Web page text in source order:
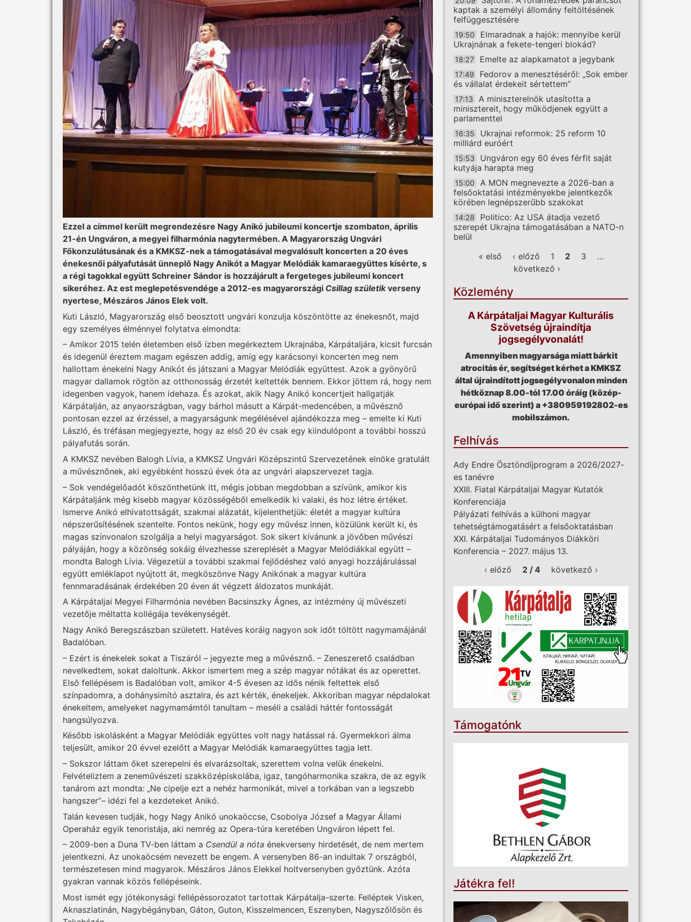
Ezzel a címmel került megrendezésre Nagy Anikó jubileumi koncertje szombaton, április
21-én Ungváron, a megyei filharmónia nagytermében. A Magyarország Ungvári
Főkonzulátusának és a KMKSZ-nek a támogatásával megvalósult koncerten a 20 éves
énekesnői pályafutását ünneplő Nagy Anikót a Magyar Melódiák kamaraegyüttes kísérte, s
a régi tagokkal együtt Schreiner Sándor is hozzájárult a fergeteges jubileumi koncert
sikeréhez. Az est meglepetésvendége a 2012-es magyarországi Csillag születikverseny
nyertese, Mészáros János Elek volt.
Kuti László, Magyarország első beosztott ungvári konzulja köszöntötte az énekesnőt, majd
egy személyes élménnyel folytatva elmondta:
– Amikor 2015 telén életemben első ízben megérkeztem Ukrajnába, Kárpátaljára, kicsit furcsán
és idegenül éreztem magam egészen addig, amíg egy karácsonyi koncerten meg nem
hallottam énekelni Nagy Anikót és játszani a Magyar Melódiák együttest. Azok a gyönyörű
magyar dallamok rögtön az otthonosság érzetét keltették bennem. Ekkor jöttem rá, hogy nem
idegenben vagyok, hanem idehaza. És azokat, akik Nagy Anikó koncertjeit hallgatják
Kárpátalján, az anyaországban, vagy bárhol másutt a Kárpát-medencében, a művésznő
pontosan ezzel az érzéssel, a magyarságunk megélésével ajándékozza meg – emelte ki Kuti
László, és tréfásan megjegyezte, hogy az első 20 év csak egy kiindulópont a további hosszú
pályafutás során.
A KMKSZ nevében Balogh Lívia, a KMKSZ Ungvári Középszintű Szervezetének elnöke gratulált
a művésznőnek, aki egyébként hosszú évek óta az ungvári alapszervezet tagja.
– Sok vendégelőadót köszönthetünk itt, mégis jobban megdobban a szívünk, amikor kis
Kárpátaljánk még kisebb magyar közösségéből emelkedik ki valaki, és hoz létre értéket.
Ismerve Anikó elhivatottságát, szakmai alázatát, kijelenthetjük: életét a magyar kultúra
népszerűsítésének szentelte. Fontos nekünk, hogy egy művész innen, közülünk került ki, és
magas színvonalon szolgálja a helyi magyarságot. Sok sikert kívánunk a jövőben művészi
pályáján, hogy a közönség sokáig élvezhesse szereplését a Magyar Melódiákkal együtt –
mondta Balogh Lívia. Végezetül a további szakmai fejlődéshez való anyagi hozzájárulással
együtt emléklapot nyújtott át, megköszönve Nagy Anikónak a magyar kultúra
fennmaradásának érdekében 20 éven át végzett áldozatos munkáját.
A Kárpátaljai Megyei Filharmónia nevében Bacsinszky Ágnes, az intézmény új művészeti
vezetője méltatta kollégája tevékenységét.
Nagy Anikó Beregszászban született. Hatéves koráig nagyon sok időt töltött nagymamájánál
Badalóban.
– Ezért is énekelek sokat a Tiszáról – jegyezte meg a művésznő. – Zeneszerető családban
nevelkedtem, sokat daloltunk. Akkor ismertem meg a szép magyar nótákat és az operettet.
Első fellépésem is Badalóban volt, amikor 4-5 évesen az idős nénik feltettek első
színpadomra, a dohánysimító asztalra, és azt kérték, énekeljek. Akkoriban magyar népdalokat
énekeltem, amelyeket nagymamámtól tanultam – meséli a családi háttér fontosságát
hangsúlyozva.
Később iskolásként a Magyar Melódiák együttes volt nagy hatással rá. Gyermekkori álma
teljesült, amikor 20 évvel ezelőtt a Magyar Melódiák kamaraegyüttes tagja lett.
– Sokszor láttam őket szerepelni és elvarázsoltak, szerettem volna velük énekelni.
Felvételiztem a zeneművészeti szakközépiskolába, igaz, tangóharmonika szakra, de az egyik
tanárom azt mondta: „Ne cipelje ezt a nehéz harmonikát, mivel a torkában van a legszebb
hangszer”– idézi fel a kezdeteket Anikó.
Talán kevesen tudják, hogy Nagy Anikó unokaöccse, Csobolya József a Magyar Állami
Operaház egyik tenoristája, aki nemrég az Opera-túra keretében Ungváron lépett fel.
– 2009-ben a Duna TV-ben láttam a Csendül a nóta énekverseny hirdetését, de nem mertem
jelentkezni. Az unokaöcsém nevezett be engem. A versenyben 86-an indultak 7 országból,
természetesen mind magyarok. Mészáros János Elekkel holtversenyben győztünk. Azóta
gyakran vannak közös fellépéseink.
Most ismét egy jótékonysági fellépéssorozatot tartottak Kárpátalja-szerte. Felléptek Visken,
Aknaszlatinán, Nagybégányban, Gáton, Guton, Kisszelmencen, Eszenyben, Nagyszőlősön és
kaptak a személyi állomány feltöltésének
felfüggesztésére
19:50
Elmaradnak a hajók: mennyibe kerül
Ukrajnának a fekete-tengeri blokád?
18:27 Emelte az alapkamatot a jegybank
17:49
Fedorov a menesztéséről: „Sok ember
és vállalat érdekeit sértettem”
17:13
A miniszterelnök utasította a
minisztereit, hogy működjenek együtt a
parlamenttel
16:35
Ukrajnai reformok: 25 reform 10
milliárd euróért
15:53
Ungváron egy 60 éves férfit saját
kutyája harapta meg
15:00
A MON megnevezte a 2026-ban a
felsőoktatási intézményekbe jelentkezők
körében legnépszerűbb szakokat
14:28
Politico: Az USA átadja vezető
szerepét Ukrajna támogatásában a NATO-n
belül
Oldalak
« első ‹ előző 1 2 3
…
következő ›
Közlemény
A Kárpátaljai Magyar Kulturális
Szövetség újraindítja
jogsegélyvonalát!
Amennyiben magyarsága miatt bárkit
atrocitás ér, segítséget kérhet a KMKSZ
által újraindított jogsegélyvonalon minden
hétköznap 8.00-tól 17.00 óráig (közép-
európai idő szerint) a +380959192802-es
mobilszámon.
Felhívás
Ady Endre Ösztöndíjprogram a 2026/2027-
es tanévre
XXIII. Fiatal Kárpátaljai Magyar Kutatók
Konferenciája
Pályázati felhívás a külhoni magyar
tehetségtámogatásért a felsőoktatásban
XXI. Kárpátaljai Tudományos Diákköri
Konferencia – 2027. május 13.
‹ előző
2 / 4 következő ›
Támogatónk
Játékra fel!